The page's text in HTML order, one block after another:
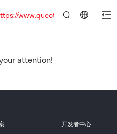
www.quectel.com.cn
attention!
开发者中心